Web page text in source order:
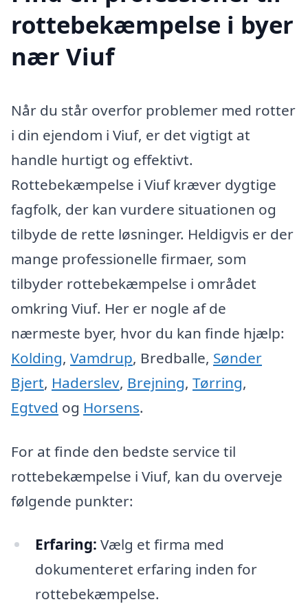
rottebekæmpelse i byer
nær Viuf
Når du står overfor problemer med rotter
i din ejendom i Viuf, er det vigtigt at
handle hurtigt og effektivt.
Rottebekæmpelse i Viuf kræver dygtige
fagfolk, der kan vurdere situationen og
tilbyde de rette løsninger. Heldigvis er der
mange professionelle firmaer, som
tilbyder rottebekæmpelse i området
omkring Viuf. Her er nogle af de
nærmeste byer, hvor du kan finde hjælp:
Kolding, Vamdrup, Bredballe, Sønder
Bjert, Haderslev, Brejning, Tørring,
Egtved og Horsens.
For at finde den bedste service til
rottebekæmpelse i Viuf, kan du overveje
følgende punkter:
Erfaring: Vælg et firma med
dokumenteret erfaring inden for
rottebekæmpelse.